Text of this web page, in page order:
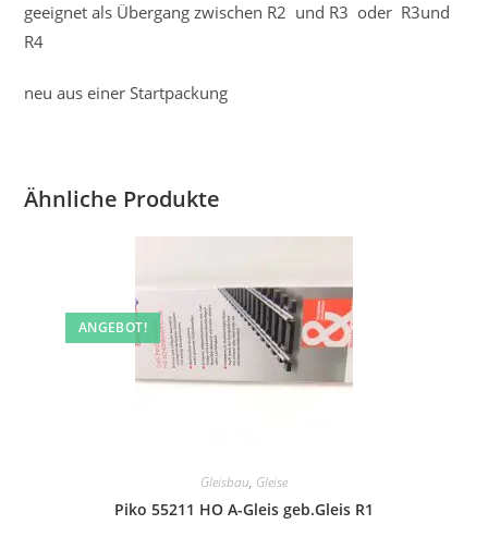
geeignet als Übergang zwischen R2 und R3 oder R3und
R4
neu aus einer Startpackung
Ähnliche Produkte
ANGEBOT!
Gleisbau, Gleise
Piko 55211 HO A-Gleis geb.Gleis R1